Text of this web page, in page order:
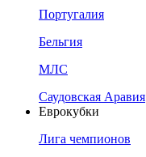
Португалия
Бельгия
МЛС
Саудовская Аравия
Еврокубки
Лига чемпионов